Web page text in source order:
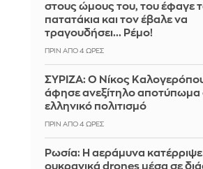
στους ώμους του, του έφαγε
πατατάκια και τον έβαλε να
τραγουδήσει... Ρέμο!
ΠΡΙΝ ΑΠΌ 4 ΏΡΕΣ
ΣΥΡΙΖΑ: Ο Νίκος
άφησε ανεξίτηλο αποτύπωμα
ελληνικό πολιτισμό
ΠΡΙΝ ΑΠΌ 4 ΏΡΕΣ
Ρωσία: Η αεράμυνα
ουκρανικά drones μέσα σε